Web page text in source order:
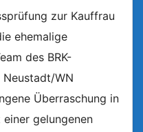
zur Kauffrau
ehemalige
des BRK-
Neustadt/WN
Überraschung in
gelungenen